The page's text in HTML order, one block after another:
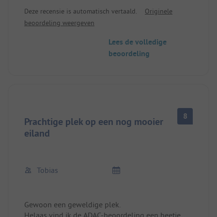
5min.
Deze recensie is automatisch vertaald.
Originele
beoordeling weergeven
Lees de volledige
beoordeling
Prachtige plek op een nog mooier
eiland
8
Tobias
Gewoon een geweldige plek.
Helaas vind ik de ADAC-beoordeling een beetje